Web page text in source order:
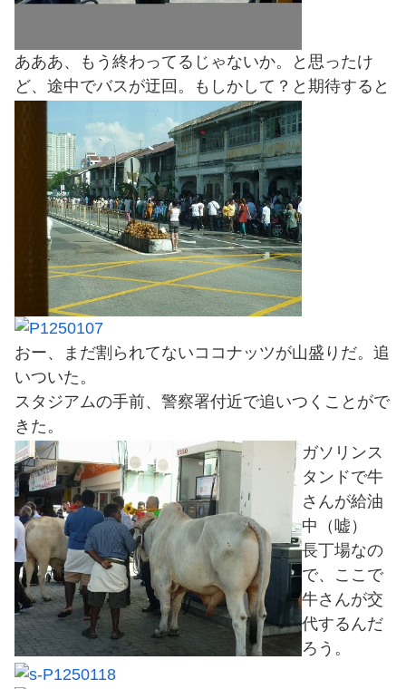
あああ、もう終わってるじゃないか。と思ったけ
ど、途中でバスが迂回。もしかして？と期待すると
おー、まだ割られてないココナッツが山盛りだ。追
いついた。
スタジアムの手前、警察署付近で追いつくことがで
きた。
ガソリンス
タンドで牛
さんが給油
中（嘘）
長丁場なの
で、ここで
牛さんが交
代するんだ
ろう。